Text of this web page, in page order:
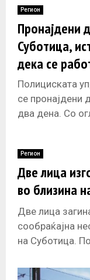
E
N
U
Регион
Пронајдени
Суботица,
дека се
Полициската
се пронајдени
два дена. Со
Регион
Две лица
во близина
Две лица
сообраќајна
на Суботица.